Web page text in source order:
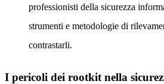
professionisti della sicurezza
strumenti e metodologie di
contrastarli.
I pericoli dei rootkit nella